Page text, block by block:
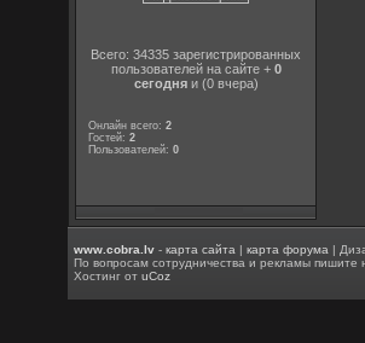
Всего: 34335 зарегистрированных
пользователей на сайте + 0
сегодняи (0 вчера)
Онлайн всего:2
Гостей:2
Пользователей:0
www.cobra.lv -карта сайта |карта форума |
По вопросам сотрудничества и рекламы пишите
Хостинг отuCoz